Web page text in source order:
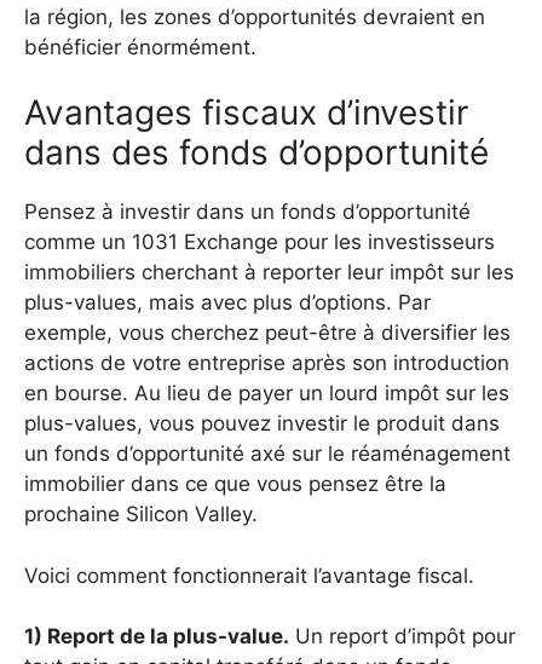
la région, les zones d’opportunités devraient en
bénéficier énormément.
Avantages fiscaux d’investir
dans des fonds d’opportunité
Pensez à investir dans un fonds d’opportunité
comme un 1031 Exchange pour les investisseurs
immobiliers cherchant à reporter leur impôt sur les
plus-values, mais avec plus d’options. Par
exemple, vous cherchez peut-être à diversifier les
actions de votre entreprise après son introduction
en bourse. Au lieu de payer un lourd impôt sur les
plus-values, vous pouvez investir le produit dans
un fonds d’opportunité axé sur le réaménagement
immobilier dans ce que vous pensez être la
prochaine Silicon Valley.
Voici comment fonctionnerait l’avantage fiscal.
1) Report de la plus-value. Un report d’impôt pour